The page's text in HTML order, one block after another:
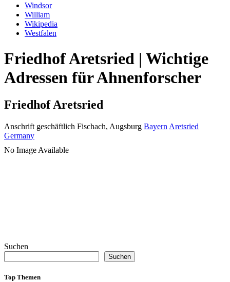
Windsor
William
Wikipedia
Westfalen
Friedhof Aretsried | Wichtige
Adressen für Ahnenforscher
Friedhof Aretsried
Anschrift geschäftlich Fischach, Augsburg Bayern Aretsried
Germany
No Image Available
Suchen
Suchen
Top Themen